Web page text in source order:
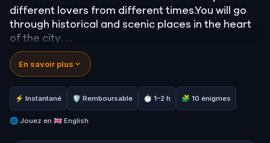
different lovers from different times.You will go
through historical and scenic places in the heart
of the city.
Great views, fine squares, beautiful old streets
will surround you.There are puzzles to be solved
and you are granted with a power; the visions…
This will help you to reveal the mystery.
En savoir plus
⚡ Instantané 🛡 Remboursable ⏱ 1–2 h 🧩 10 énigmes
🌐 Jouez en 🇬🇧 English